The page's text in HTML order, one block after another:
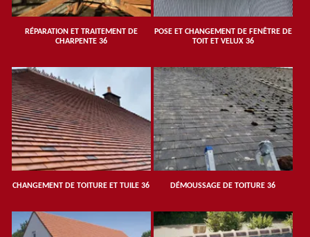
RÉPARATION ET TRAITEMENT DE
CHARPENTE 36
POSE ET CHANGEMENT DE FENÊTRE DE
TOIT ET VELUX 36
CHANGEMENT DE TOITURE ET TUILE 36 DÉMOUSSAGE DE TOITURE 36